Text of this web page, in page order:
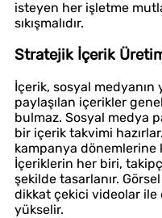
isteyen her işletme
sıkışmalıdır.
Stratejik İçerik
İçerik, sosyal medyanın
paylaşılan içerikler
bulmaz. Sosyal medya
bir içerik takvimi
kampanya dönemlerine
İçeriklerin her biri,
şekilde tasarlanır.
dikkat çekici videolar ile
yükselir.